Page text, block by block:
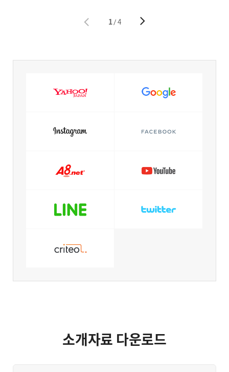
1/4
소개자료 다운로드